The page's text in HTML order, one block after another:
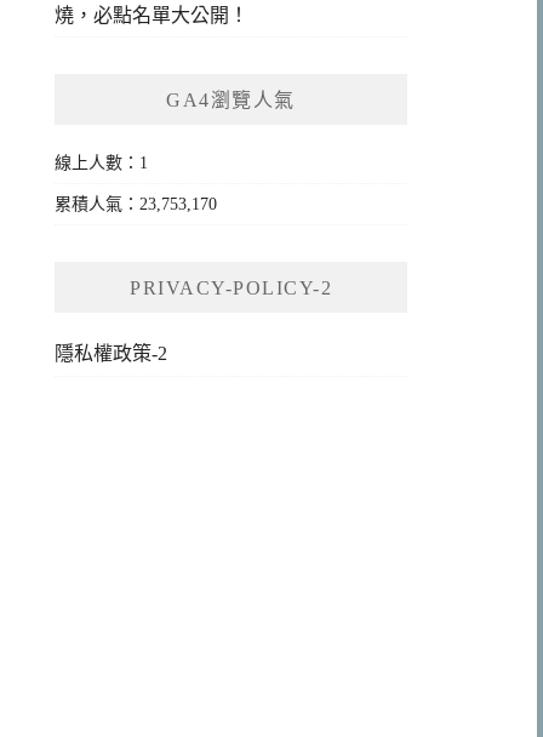
燒，必點名單大公開！
GA4瀏覽人氣
線上人數：1
累積人氣：23,753,170
PRIVACY-POLICY-2
隱私權政策-2